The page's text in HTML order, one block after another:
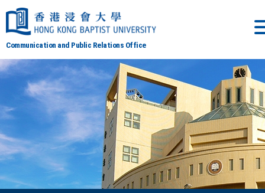
Communication and Public Relations Office